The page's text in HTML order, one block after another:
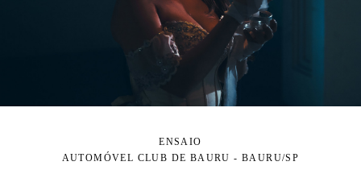
ENSAIO
AUTOMÓVEL CLUB DE BAURU - BAURU/SP